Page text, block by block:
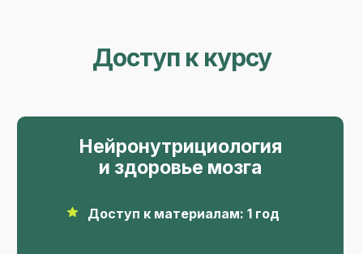
Доступ к курсу
Нейронутрициология
и здоровье мозга
Доступ к материалам: 1 год